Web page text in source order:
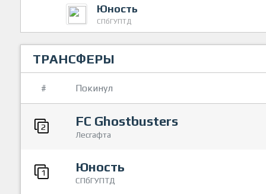
Юность
СПбГУПТД
ТРАНСФЕРЫ
# Покинул
2 FC Ghostbusters
Лесгафта
1 Юность
СПбГУПТД